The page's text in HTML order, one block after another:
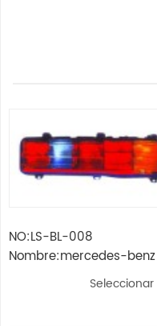
NO:LS-BL-008
Nombre:mercedes-benz
w123 '76 -'84 luz trasera
Seleccionar